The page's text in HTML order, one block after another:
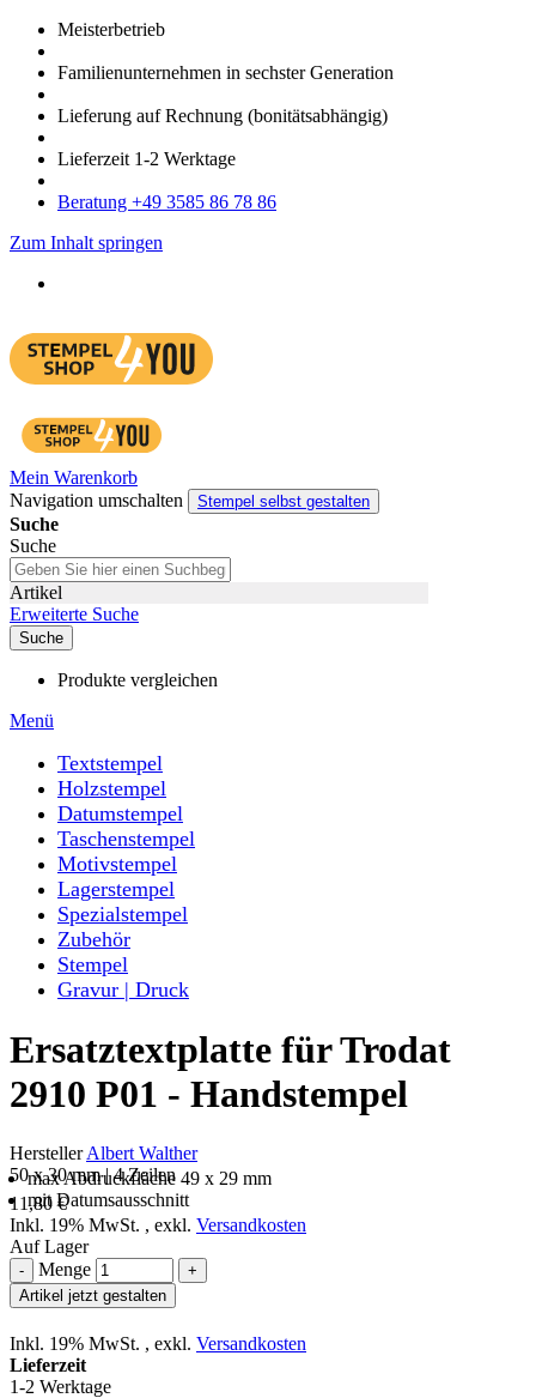
Meister­betrieb
Familien­unter­nehmen in sechster Gene­ration
Lieferung auf Rech­nung (bonitätsabhängig)
Liefer­zeit 1-2 Werk­tage
Bera­tung +49 3585 86 78 86
Zum Inhalt springen
Mein Warenkorb
Navigation umschalten
Stempel selbst gestalten
Suche
Suche
Artikel
Erweiterte Suche
Suche
Produkte vergleichen
Menü
Textstempel
Holzstempel
Datumstempel
Taschenstempel
Motivstempel
Lagerstempel
Spezialstempel
Zubehör
Stempel
Gravur | Druck
Ersatztextplatte für Trodat
2910 P01 - Handstempel
HerstellerAlbert Walther
50 x 30 mm | 4 Zeilen
max Abdruckfläche 49 x 29 mm
mit Datumsausschnitt
11,80 €
Inkl. 19% MwSt. , exkl. Versandkosten
Auf Lager
- Menge
+
Artikel jetzt gestalten
Inkl. 19% MwSt. , exkl. Versandkosten
Lieferzeit
1-2 Werktage